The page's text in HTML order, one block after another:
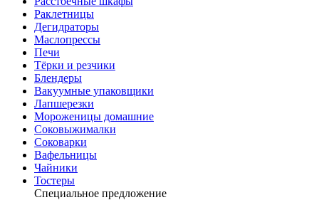
Раклетницы
Дегидраторы
Маслопрессы
Печи
Тёрки и резчики
Блендеры
Вакуумные упаковщики
Лапшерезки
Мороженицы домашние
Соковыжималки
Соковарки
Вафельницы
Чайники
Тостеры
Специальное предложение